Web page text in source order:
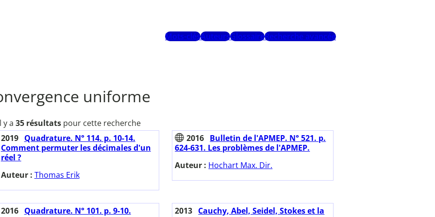
Mots-clésAuteursGlossaireRecherche avancée
uniforme
y a 35 résultatspour cette recherche
2019
Quadrature. N° 114. p. 10-14.
Comment permuter les décimales d'un
réel ?
Auteur : Thomas Erik
2016 Bulletin de l'APMEP. N° 521. p.
624-631. Les problèmes de l'APMEP.
Auteur : Hochart Max. Dir.
2016
Quadrature. N° 101. p. 9-10.
2013 Cauchy, Abel, Seidel, Stokes et la